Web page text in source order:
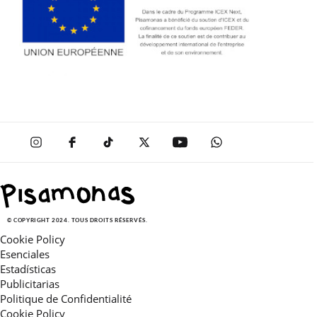
© COPYRIGHT 2024. TOUS DROITS RÉSERVÉS.
Cookie Policy
Esenciales
Estadísticas
Publicitarias
Politique de Confidentialité
Cookie Policy